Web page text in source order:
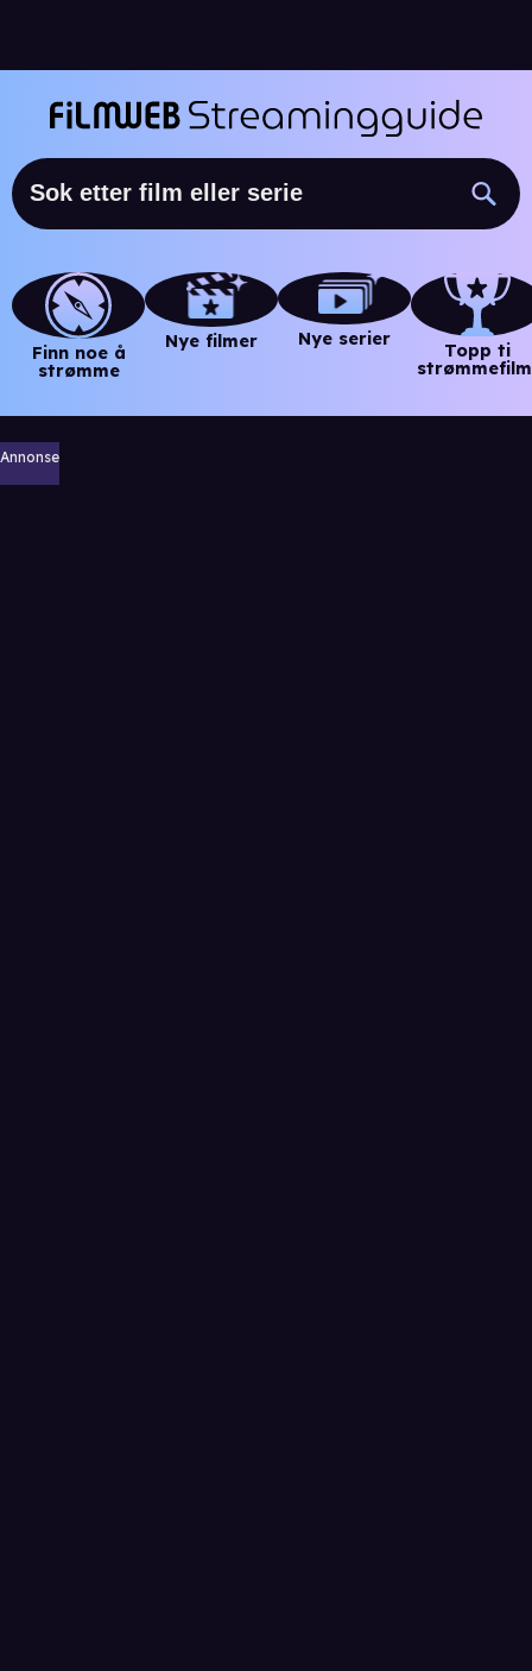
Finn noe å
strømme
Nye filmer Nye serier
Topp ti
Annonse